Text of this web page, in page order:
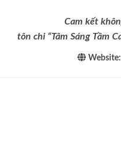
Cam kết
tôn chỉ “Tâm Sáng Tầm
Website: